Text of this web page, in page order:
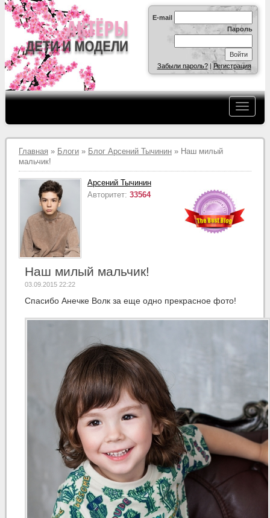
E-mail
Пароль
Забыли пароль?|Регистрация
Главная » Блоги » Блог Арсений Тычинин » Наш милый
мальчик!
Арсений Тычинин
Авторитет: 33564
Наш милый мальчик!
03.09.2015 22:22
Спасибо Анечке Волк за еще одно прекрасное фото!